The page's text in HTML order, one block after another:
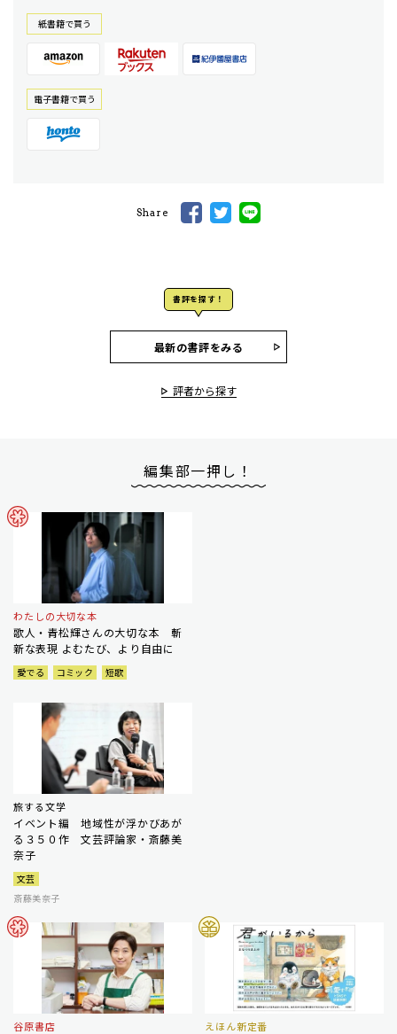
紙書籍で買う
電⼦書籍で買う
Share
書評を探す！
最新の書評をみる
評者から探す
編集部一押し！
わたしの大切な本
歌人・青松輝さんの大切な本 斬
新な表現 よむたび、より自由に
愛でる コミック 短歌
旅する文学
イベント編 地域性が浮かびあが
る３５０作 文芸評論家・斎藤美
奈子
文芸
斎藤美奈子
谷原書店 えほん新定番